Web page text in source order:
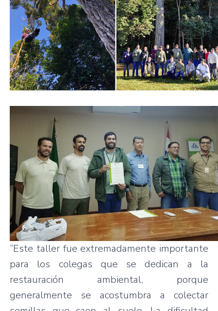
“Este taller fue extremadamente importante
para los colegas que se dedican a la
restauración ambiental, porque
generalmente se acostumbra a colectar